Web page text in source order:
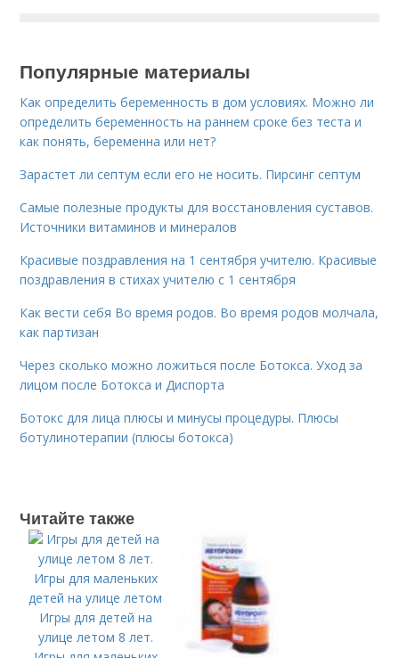
Популярные материалы
Как определить беременность в дом условиях. Можно ли
определить беременность на раннем сроке без теста и
как понять, беременна или нет?
Зарастет ли септум если его не носить. Пирсинг септум
Самые полезные продукты для восстановления суставов.
Источники витаминов и минералов
Красивые поздравления на 1 сентября учителю. Красивые
поздравления в стихах учителю с 1 сентября
Как вести себя Во время родов. Во время родов молчала,
как партизан
Через сколько можно ложиться после Ботокса. Уход за
лицом после Ботокса и Диспорта
Ботокс для лица плюсы и минусы процедуры. Плюсы
ботулинотерапии (плюсы ботокса)
Читайте также
Игры для детей на
улице летом 8 лет.